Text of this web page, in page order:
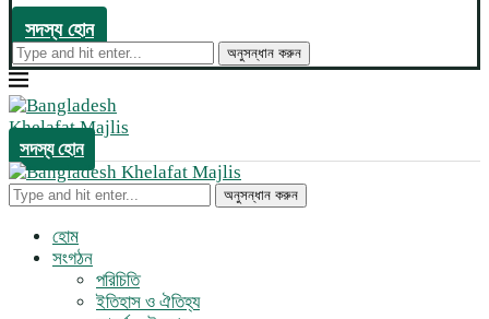
সদস্য হোন
অনুসন্ধান করুন
সদস্য হোন
অনুসন্ধান করুন
হোম
সংগঠন
পরিচিতি
ইতিহাস ও ঐতিহ্য